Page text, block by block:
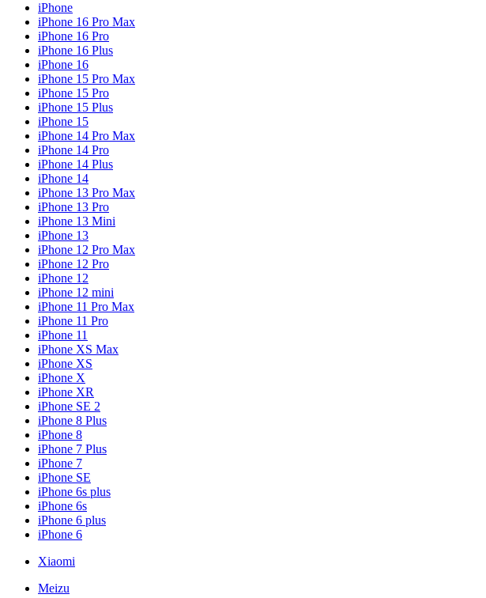
iPhone
iPhone 16 Pro Max
iPhone 16 Pro
iPhone 16 Plus
iPhone 16
iPhone 15 Pro Max
iPhone 15 Pro
iPhone 15 Plus
iPhone 15
iPhone 14 Pro Max
iPhone 14 Pro
iPhone 14 Plus
iPhone 14
iPhone 13 Pro Max
iPhone 13 Pro
iPhone 13 Mini
iPhone 13
iPhone 12 Pro Max
iPhone 12 Pro
iPhone 12
iPhone 12 mini
iPhone 11 Pro Max
iPhone 11 Pro
iPhone 11
iPhone XS Max
iPhone XS
iPhone X
iPhone XR
iPhone SE 2
iPhone 8 Plus
iPhone 8
iPhone 7 Plus
iPhone 7
iPhone SE
iPhone 6s plus
iPhone 6s
iPhone 6 plus
iPhone 6
Xiaomi
Meizu